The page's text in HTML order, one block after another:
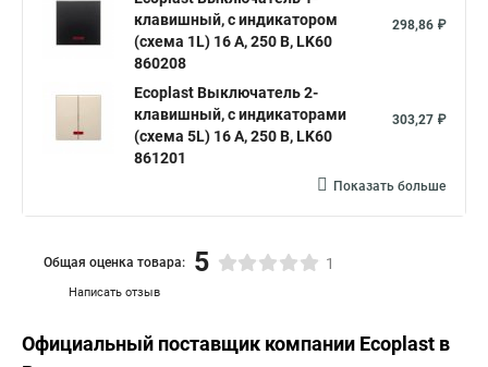
клавишный, c индикатором
(схема 1L) 16 A, 250 B, LK60
860208
298,86 ₽
Ecoplast Выключатель 2-
клавишный, с индикаторами
(схема 5L) 16 A, 250 B, LK60
861201
303,27 ₽
Показать больше
Написать отзыв
Общая оценка товара: 5 1
Официальный поставщик компании Ecoplast в